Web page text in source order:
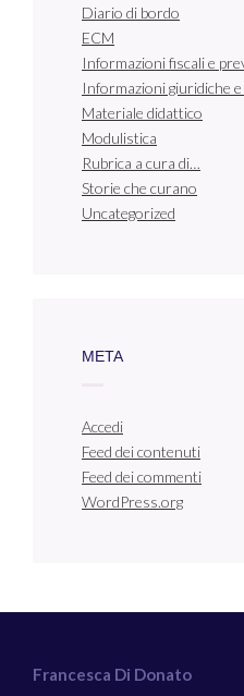
Diario di bordo
ECM
Informazioni fiscali e
Informazioni giuridiche
Materiale didattico
Modulistica
Rubrica a cura di…
Storie che curano
Uncategorized
META
Accedi
Feed dei contenuti
Feed dei commenti
WordPress.org
Francesca Di Donato